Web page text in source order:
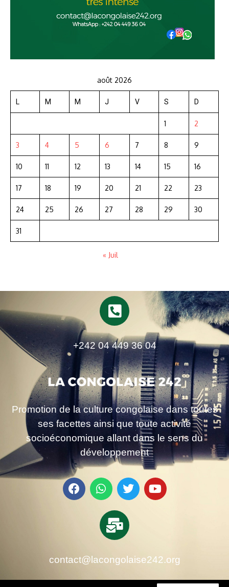
août 2026
L M M J V S D
1 2
3 4 5 6 7 8 9
10 11 12 13 14 15 16
17 18 19 20 21 22 23
24 25 26 27 28 29 30
31
« Juil
+242 04 449 36 04
Promotion de la culture congolaise dans toutes
ses facettes ainsi que toute activité
socioéconomique allant dans le sens du
développement
contact@lacongolaise242.org